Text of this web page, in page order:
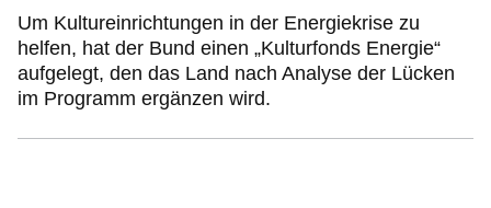
Um Kultureinrichtungen in der Energiekrise zu
helfen, hat der Bund einen „Kulturfonds Energie“
aufgelegt, den das Land nach Analyse der Lücken
im Programm ergänzen wird.